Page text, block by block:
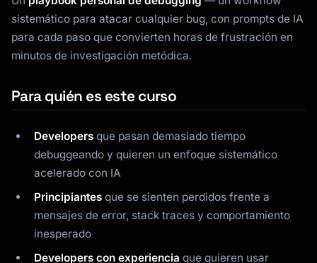
sistemático para atacar cualquier bug, con prompts de IA
para cada paso que convierten horas de frustración en
minutos de investigación metódica.
Para quién es este curso
Developers que pasan demasiado tiempo
debuggeando y quieren un enfoque sistemático
acelerado con IA
Principiantes que se sienten perdidos frente a
mensajes de error, stack traces y comportamiento
inesperado
Developers con experiencia que quieren usar
Kai